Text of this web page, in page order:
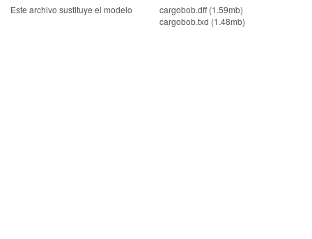
Este archivo sustituye el modelo
cargobob.dff (1.59mb)
cargobob.txd (1.48mb)